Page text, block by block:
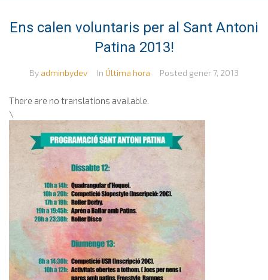
Ens calen voluntaris per al Sant Antoni
Patina 2013!
By adminbydev In Última hora Posted gener 7, 2013
There are no translations available.
\